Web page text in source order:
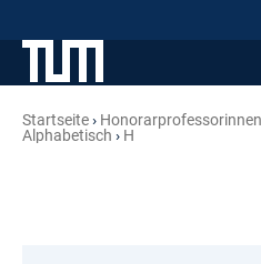
Startseite
Alphabetisch
H